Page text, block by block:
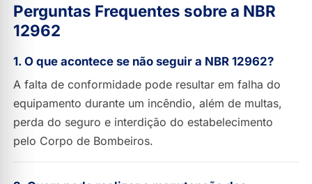
Perguntas Frequentes sobre a NBR
12962
1. O que acontece se não seguir a NBR 12962?
A falta de conformidade pode resultar em falha do
equipamento durante um incêndio, além de multas,
perda do seguro e interdição do estabelecimento
pelo Corpo de Bombeiros.